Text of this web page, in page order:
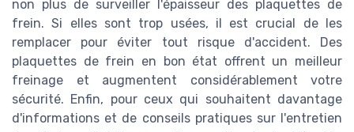
non plus de surveiller l'épaisseur des plaquettes de
frein. Si elles sont trop usées, il est crucial de les
remplacer pour éviter tout risque d'accident. Des
plaquettes de frein en bon état offrent un meilleur
freinage et augmentent considérablement votre
sécurité. Enfin, pour ceux qui souhaitent davantage
d'informations et de conseils pratiques sur l'entretien